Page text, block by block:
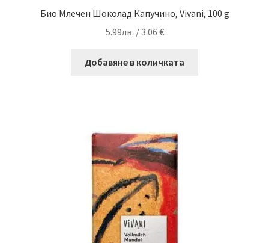
Био Млечен Шоколад Капучино, Vivani, 100 g
5.99лв. / 3.06 €
Добавяне в количката